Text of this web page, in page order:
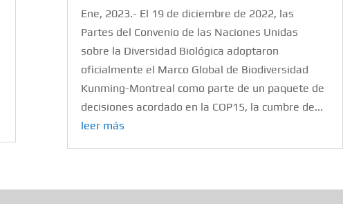
Ene, 2023.- El 19 de diciembre de 2022, las
Partes del Convenio de las Naciones Unidas
sobre la Diversidad Biológica adoptaron
oficialmente el Marco Global de Biodiversidad
Kunming-Montreal como parte de un paquete de
decisiones acordado en la COP15, la cumbre de...
leer más